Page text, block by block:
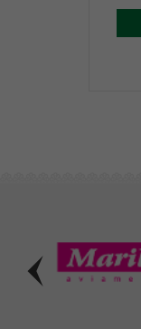
R$ 2,95